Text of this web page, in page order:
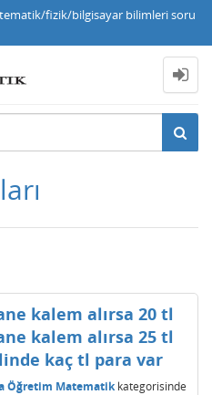
fizik/bilgisayar bilimleri soru
kalem alırsa 20 tl
kalem alırsa 25 tl
kaç tl para var
Öğretim Matematikkategorisinde